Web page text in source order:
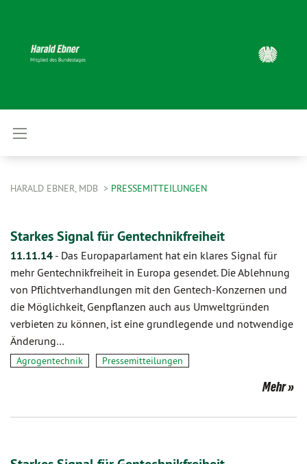
HARALD EBNER, MDB PRESSEMITTEILUNGEN
Starkes Signal für Gentechnikfreiheit
11.11.14 - Das Europaparlament hat ein klares Signal für
mehr Gentechnikfreiheit in Europa gesendet. Die Ablehnung
von Pflichtverhandlungen mit den Gentech-Konzernen und
die Möglichkeit, Genpflanzen auch aus Umweltgründen
verbieten zu können, ist eine grundlegende und notwendige
Änderung…
Agrogentechnik Pressemitteilungen
Mehr